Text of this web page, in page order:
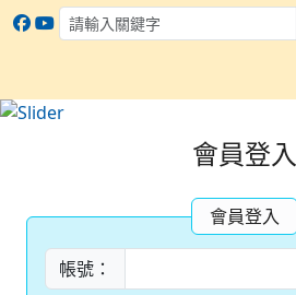
會員登入
會員登入
帳號：